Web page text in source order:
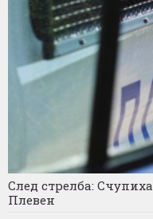
След стрелба:
Плевен